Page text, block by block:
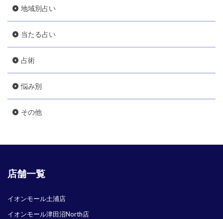
地域別占い
当たる占い
占術
悩み別
その他
店舗一覧
イオンモール土浦店
イオンモール津田沼North店